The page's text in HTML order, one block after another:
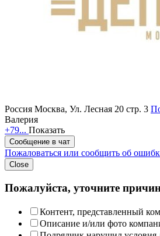
Россия Москва, Ул. Лесная 20 стр. 3
Валерия
+79... Показать
Сообщение в чат
Пожаловаться или сообщить об
Close
Пожалуйста, уточните
Контент, представленный
Описание и/или фото